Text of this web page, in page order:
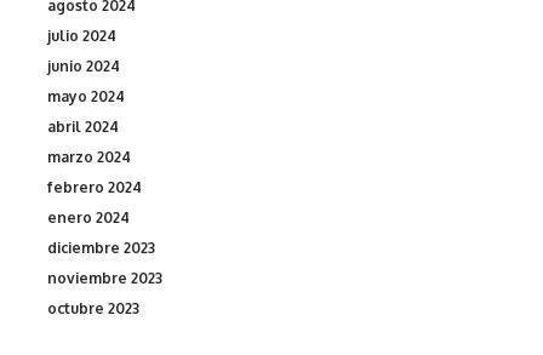
agosto 2024
julio 2024
junio 2024
mayo 2024
abril 2024
marzo 2024
febrero 2024
enero 2024
diciembre 2023
noviembre 2023
octubre 2023